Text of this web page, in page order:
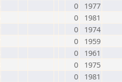
0
1977
0
1981
0
1974
0
1959
0
1961
0
1975
0
1981